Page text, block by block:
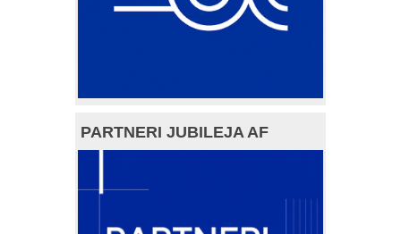
PARTNERI JUBILEJA AF